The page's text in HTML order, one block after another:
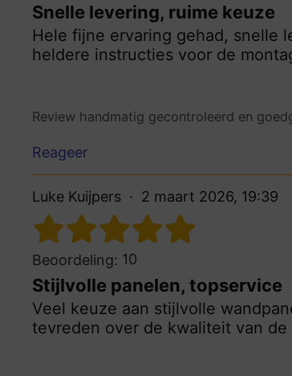
Snelle levering, ruime keuze
Hele fijne ervaring gehad, snelle
heldere instructies voor de
Review handmatig gecontroleerd en
Reageer
Luke Kuijpers 2 maart 2026, 19:39
Beoordeling: 10
Stijlvolle panelen, topservice
Veel keuze aan stijlvolle
tevreden over de kwaliteit van